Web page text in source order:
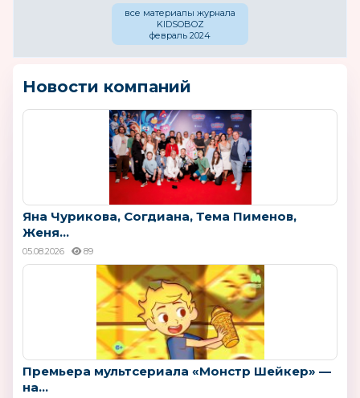
все материалы журнала
KIDSOBOZ
февраль 2024
Новости компаний
Яна Чурикова, Согдиана, Тема Пименов,
Женя...
05.08.2026 89
Премьера мультсериала «Монстр Шейкер» —
на...